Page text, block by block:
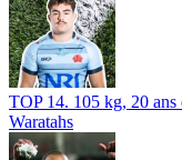
TOP 14. 105 kg, 20 ans
Waratahs